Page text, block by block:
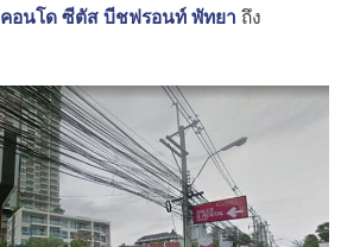
คอนโด ซีตัส บีชฟรอนท์ พัทยา ถึง